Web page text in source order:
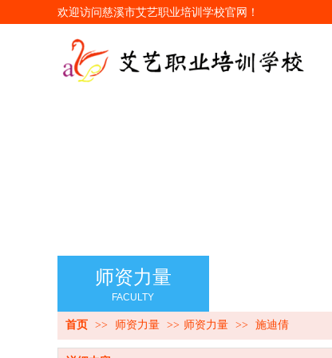
欢迎访问慈溪市艾艺职业培训学校官网！
师资力量
FACULTY
首页 >> 师资力量 >> 师资力量 >> 施迪倩